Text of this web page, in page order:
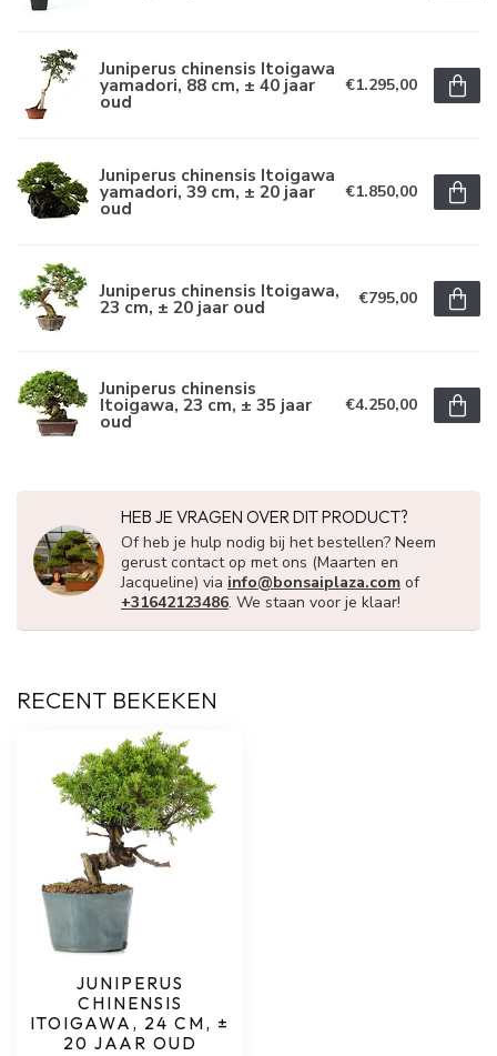
Juniperus chinensis Itoigawa
yamadori, 88 cm, ± 40 jaar
oud
€1.295,00
Juniperus chinensis Itoigawa
yamadori, 39 cm, ± 20 jaar
oud
€1.850,00
Juniperus chinensis Itoigawa,
23 cm, ± 20 jaar oud €795,00
Juniperus chinensis
Itoigawa, 23 cm, ± 35 jaar
oud
€4.250,00
HEB JE VRAGEN OVER DIT PRODUCT?
Of heb je hulp nodig bij het bestellen? Neem
gerust contact op met ons (Maarten en
Jacqueline) via info@bonsaiplaza.com of
+31642123486. We staan voor je klaar!
RECENT BEKEKEN
JUNIPERUS
CHINENSIS
ITOIGAWA, 24 CM, ±
20 JAAR OUD